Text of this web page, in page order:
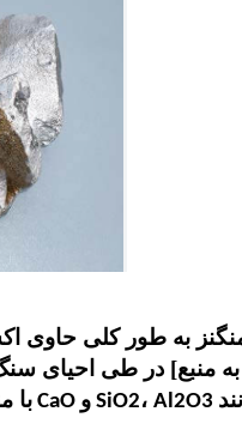
به طور کلی حاوی
به منبع] در طی احیای
،Al2O3 و با